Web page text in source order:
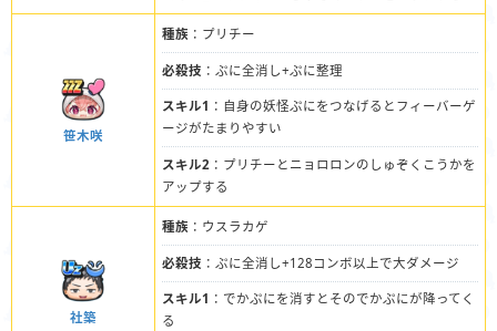
笹木咲
種族 ：プリチー
必殺技 ：ぷに全消し+ぷに整理
スキル1 ：自身の妖怪ぷにをつなげるとフィーバーゲ
ージがたまりやすい
スキル2 ：プリチーとニョロロンのしゅぞくこうかを
アップする
社築
種族 ：ウスラカゲ
必殺技 ：ぷに全消し+128コンボ以上で大ダメージ
スキル1 ：でかぷにを消すとそのでかぷにが降ってく
る